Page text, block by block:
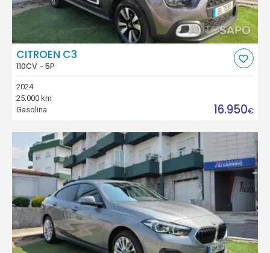
CITROEN C3
110CV - 5P
2024
25.000 km
Gasolina
16.950€